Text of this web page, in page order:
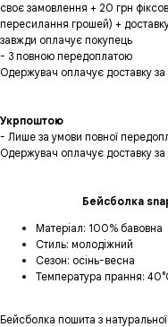
своє замовлення + 20 грн
пересилання грошей) +
завжди оплачує покупець
- 3 повною передоплатою
Одержувач оплачує доставку
Укрпоштою
- Лише за умови повної
Одержувач оплачує доставку
Бейсболка
Матеріал: 100% бавовна
Стиль: молодіжний
Сезон: осінь-весна
Температура прання:
Бейсболка пошита з